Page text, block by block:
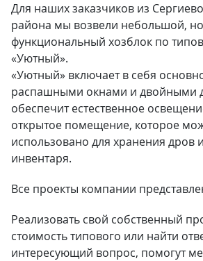
Для наших заказчиков из
района мы возвели небольшой, но
функциональный хозблок по
«Уютный».
«Уютный» включает в себя
распашными окнами и двойными
обеспечит естественное
открытое помещение, которое
использовано для хранения дров
инвентаря.
Все проекты компании
Реализовать свой собственный
стоимость типового или найти
интересующий вопрос, помогут